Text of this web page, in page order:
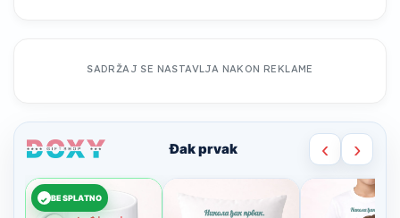
SADRŽAJ SE NASTAVLJA NAKON REKLAME